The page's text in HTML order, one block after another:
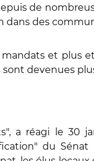
de
dans des
et plus
devenues
a réagi le 30
du